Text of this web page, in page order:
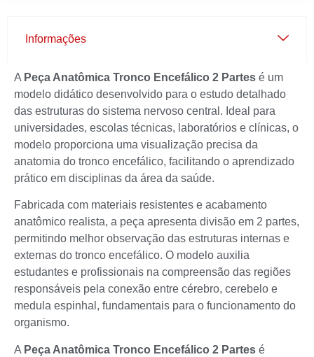
Informações
A Peça Anatômica Tronco Encefálico 2 Partes é um
modelo didático desenvolvido para o estudo detalhado
das estruturas do sistema nervoso central. Ideal para
universidades, escolas técnicas, laboratórios e clínicas, o
modelo proporciona uma visualização precisa da
anatomia do tronco encefálico, facilitando o aprendizado
prático em disciplinas da área da saúde.
Fabricada com materiais resistentes e acabamento
anatômico realista, a peça apresenta divisão em 2 partes,
permitindo melhor observação das estruturas internas e
externas do tronco encefálico. O modelo auxilia
estudantes e profissionais na compreensão das regiões
responsáveis pela conexão entre cérebro, cerebelo e
medula espinhal, fundamentais para o funcionamento do
organismo.
A Peça Anatômica Tronco Encefálico 2 Partes é